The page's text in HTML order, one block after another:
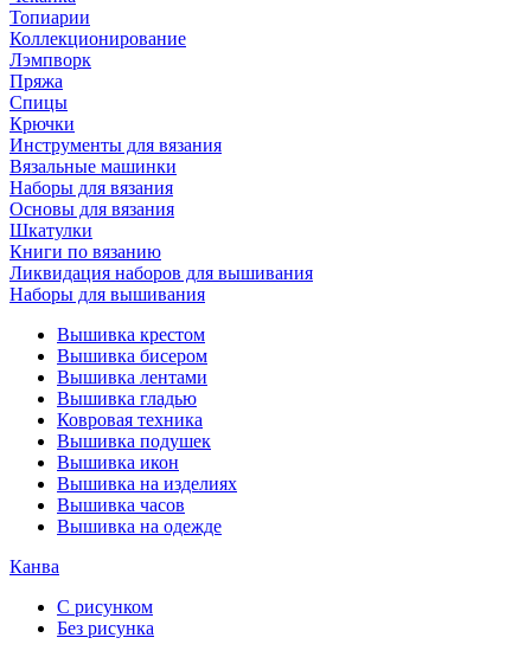
Топиарии
Коллекционирование
Лэмпворк
Пряжа
Спицы
Крючки
Инструменты для вязания
Вязальные машинки
Наборы для вязания
Основы для вязания
Шкатулки
Книги по вязанию
Ликвидация наборов для вышивания
Наборы для вышивания
Вышивка крестом
Вышивка бисером
Вышивка лентами
Вышивка гладью
Ковровая техника
Вышивка подушек
Вышивка икон
Вышивка на изделиях
Вышивка часов
Вышивка на одежде
Канва
С рисунком
Без рисунка